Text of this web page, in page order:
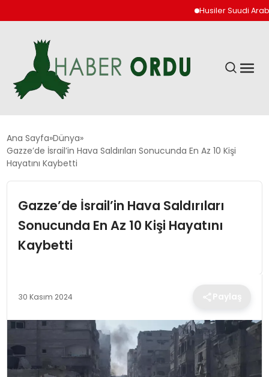
Husiler Suudi
GÜNDEM
DÜNYA
EKONOMI
SIYASET
MAGAZIN
Ana Sayfa Dünya
Gazze’de İsrail’in Hava Saldırıları Sonucunda En Az 10 Kişi
Hayatını Kaybetti
Gazze’de İsrail’in Hava Saldırıları
Sonucunda En Az 10 Kişi Hayatını
Kaybetti
30 Kasım 2024